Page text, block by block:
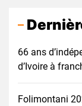
66 ans
d’Ivoire à
Folimontani